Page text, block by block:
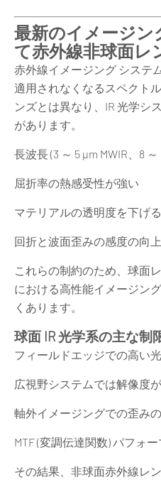
最新のイメージン
て赤外線非球面レ
赤外線イメージング システ
適用されなくなるスペクト
ンズとは異なり、IR 光学シ
があります。
長波長 (3 ～ 5 μm MWIR、8 ～
屈折率の熱感受性が強い
マテリアルの透明度を下げ
回折と波面歪みの感度の向上
これらの制約のため、球面
における高性能イメージン
くあります。
球面 IR 光学系の主な制
フィールドエッジでの高い
広視野システムでは解像度
軸外イメージングでの歪み
MTF (変調伝達関数) パフォ
その結果、非球面赤外線レ